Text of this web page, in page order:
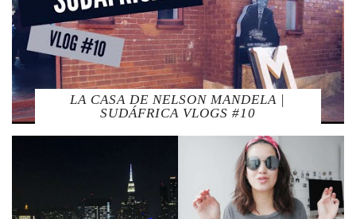
LA CASA DE NELSON MANDELA |
SUDÁFRICA VLOGS #10